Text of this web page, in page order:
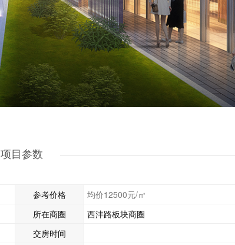
项目参数
参考价格
均价12500元/㎡
所在商圈
西沣路板块商圈
交房时间